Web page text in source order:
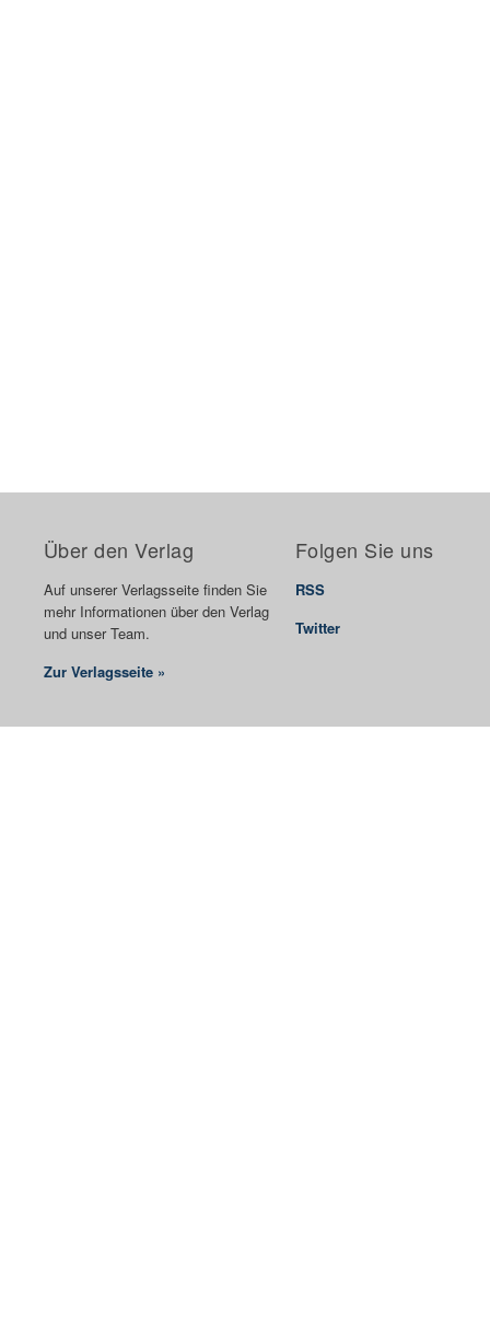
Über den Verlag
Auf unserer Verlagsseite finden Sie
mehr Informationen über den Verlag
und unser Team.
Zur Verlagsseite »
Folgen Sie uns
RSS
Twitter